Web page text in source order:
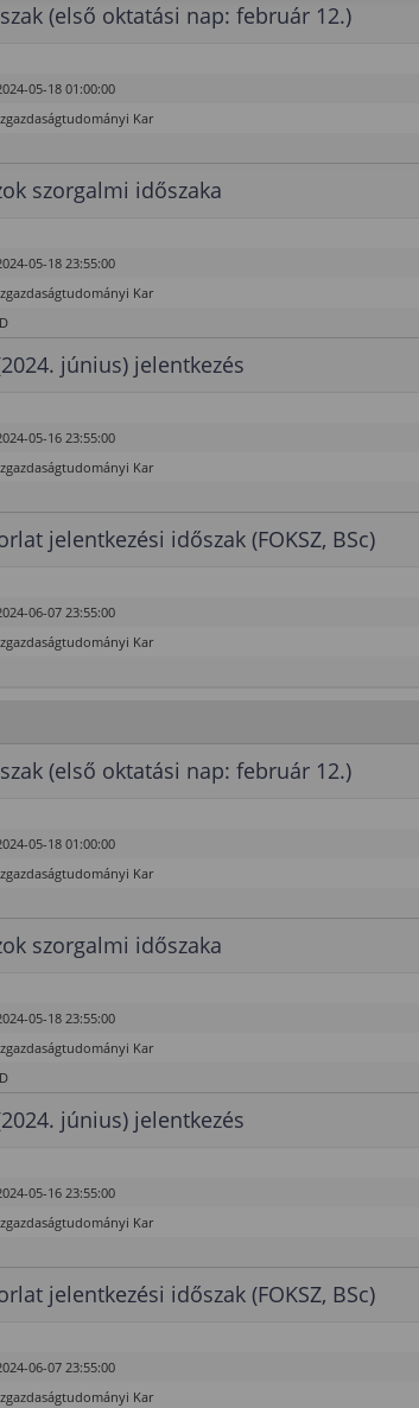
(első oktatási nap: február 12.)
05-18 01:00:00
Kar
szorgalmi időszaka
05-18 23:55:00
Kar
június) jelentkezés
05-16 23:55:00
Kar
jelentkezési időszak (FOKSZ, BSc)
06-07 23:55:00
Kar
(első oktatási nap: február 12.)
05-18 01:00:00
Kar
szorgalmi időszaka
05-18 23:55:00
Kar
június) jelentkezés
05-16 23:55:00
Kar
jelentkezési időszak (FOKSZ, BSc)
06-07 23:55:00
Kar